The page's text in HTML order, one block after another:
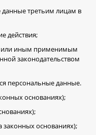
данные третьим лицам в
действия;
или иным применимым
законодательством
персональные данные.
основаниях);
законных основаниях);